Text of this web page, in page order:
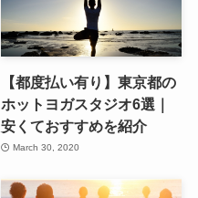
【都度払い有り】東京都の
ホットヨガスタジオ6選｜
安くておすすめを紹介
March 30, 2020